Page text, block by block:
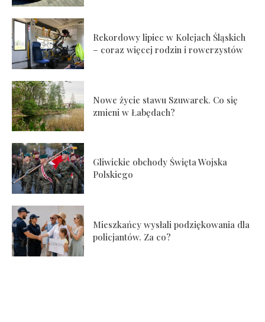
Rekordowy lipiec w Kolejach Śląskich
– coraz więcej rodzin i rowerzystów
Nowe życie stawu Szuwarek. Co się
zmieni w Łabędach?
Gliwickie obchody Święta Wojska
Polskiego
Mieszkańcy wysłali podziękowania dla
policjantów. Za co?